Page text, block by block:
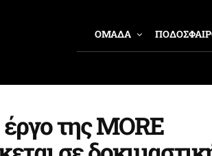
ΟΜΑΔΑ
της MORE